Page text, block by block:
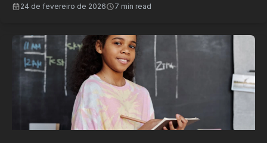
24 de fevereiro de 2026 7 min read